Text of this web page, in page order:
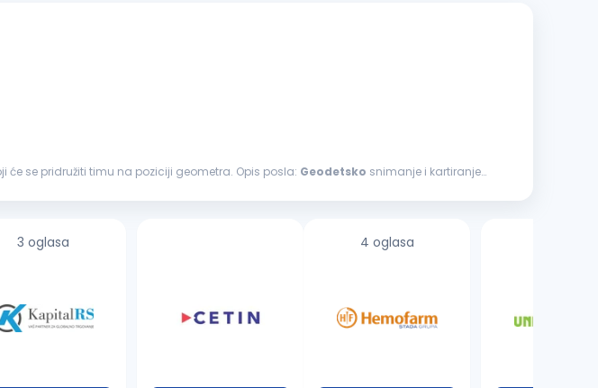
se pridružiti timu na poziciji geometra. Opis posla: Geodetsko snimanje i kartiranje
3 oglasa 4 oglasa